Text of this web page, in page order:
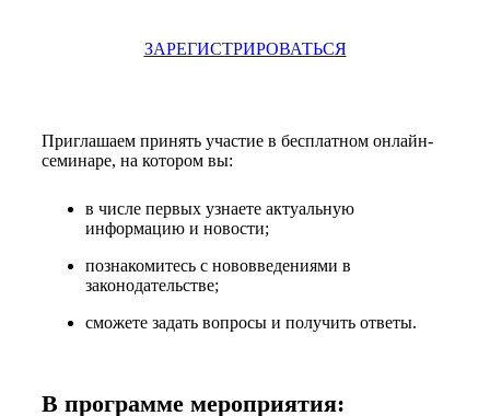
ЗАРЕГИСТРИРОВАТЬСЯ
Приглашаем принять участие в бесплатном онлайн-
семинаре, на котором вы:
в числе первых узнаете актуальную
информацию и новости;
познакомитесь с нововведениями в
законодательстве;
сможете задать вопросы и получить ответы.
В программе мероприятия: